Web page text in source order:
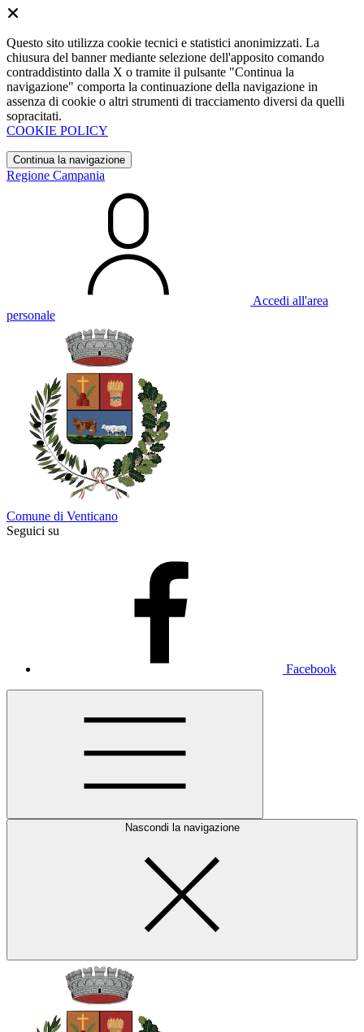
Questo sito utilizza cookie tecnici e statistici anonimizzati. La
chiusura del banner mediante selezione dell'apposito comando
contraddistinto dalla X o tramite il pulsante "Continua la
navigazione" comporta la continuazione della navigazione in
assenza di cookie o altri strumenti di tracciamento diversi da quelli
sopracitati.
COOKIE POLICY
Continua la navigazione
Regione Campania
Accedi all'area
personale
Comune di Venticano
Seguici su
Facebook
Nascondi la navigazione